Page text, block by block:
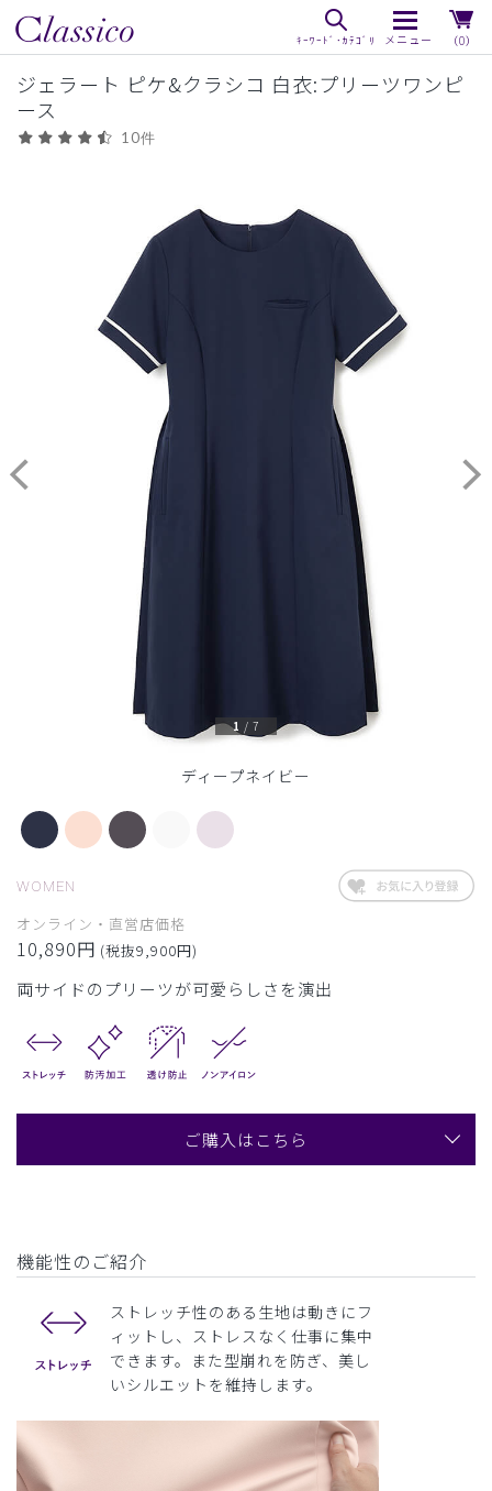
（0）
ジェラート ピケ&クラシコ 白衣:プリーツワンピ
ース
10件
ディープネイビー
1 / 7
WOMEN
オンライン・直営店価格
10,890円 (税抜9,900円)
両サイドのプリーツが可愛らしさを演出
ご購入はこちら
機能性のご紹介
ストレッチ性のある生地は動きにフ
ィットし、ストレスなく仕事に集中
できます。また型崩れを防ぎ、美し
いシルエットを維持します。